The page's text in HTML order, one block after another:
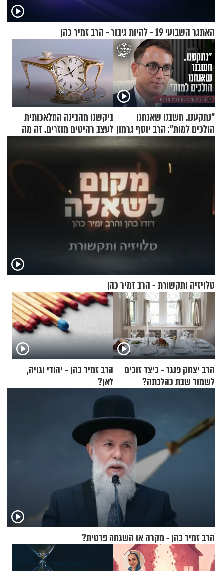
האתגר השבועי 19 - להיות גיבור - הרב זמיר כהן
"נתקענו. חשבנו שאנחנו
הולכים למות": הרב יוסף גרמון
ביקשנו מהבינה המלאכותית
לעצב רהיטים מוזרים. זה מה
שיצא
טלויזיה ותקשורת - הרב זמיר כהן
הרב יצחק פנגר - כיצד זוכים
לשמור שבת כהלכתה?
הרב זמיר כהן - יהודי וגויה,
לאן?
הרב זמיר כהן - מקרה או השגחה פרטית?